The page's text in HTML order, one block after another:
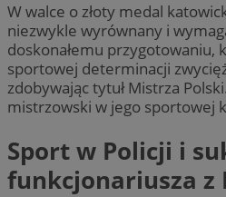
W walce o złoty medal
niezwykle wyrównany i
doskonałemu przygotowaniu,
sportowej determinacji
zdobywając tytuł Mistrza
mistrzowski w jego sportowej
Sport w Policji i
funkcjonariusza z